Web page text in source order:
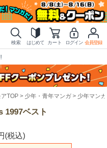
検索 はじめて カート ログイン 会員登録
TOP 少年・青年マンガ 少年マンガ
1997ベスト
(税込)